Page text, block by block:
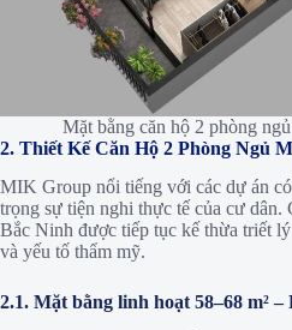
Mặt bằng căn hộ 2 phòng
2. Thiết Kế Căn Hộ 2 Phòng Ngủ
MIK Group nổi tiếng với các dự án
trọng sự tiện nghi thực tế của cư
Bắc Ninh được tiếp tục kế thừa triết
và yếu tố thẩm mỹ.
2.1. Mặt bằng linh hoạt 58–68 m²